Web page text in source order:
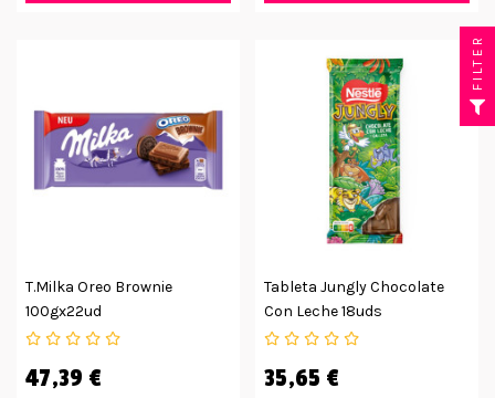
T.milka Oreo Brownie
100gx22ud
47,39 €
Tableta Jungly Chocolate
Con Leche 18uds
35,65 €
FILTER